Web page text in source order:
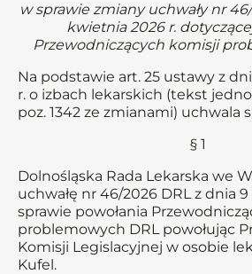
w sprawie zmiany uchwały nr
kwietnia 2026 r.
Przewodniczących komisji
Na podstawie art. 25 ustawy z
r. o izbach lekarskich (tekst
poz. 1342 ze zmianami) uchwala
§ 1
Dolnośląska Rada Lekarska we
uchwałę nr 46/2026 DRL z dnia
sprawie powołania
problemowych DRL powołując
Komisji Legislacyjnej w osobie
Kufel.